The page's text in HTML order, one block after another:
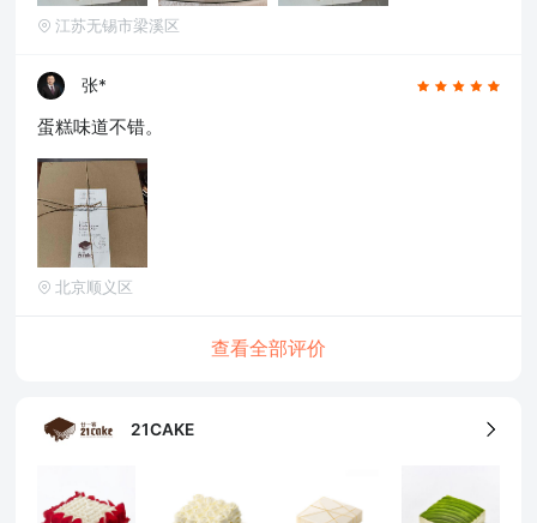
江苏无锡市梁溪区
张*
蛋糕味道不错。
北京顺义区
查看全部评价
21CAKE